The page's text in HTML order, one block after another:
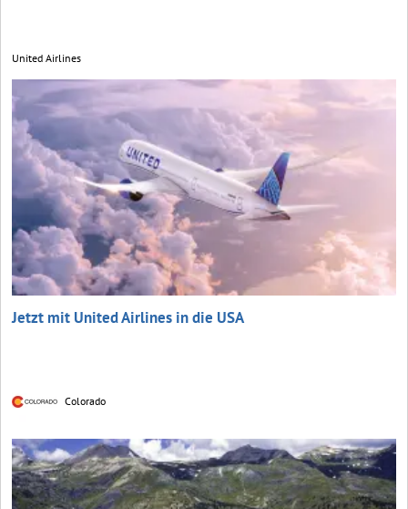
United Airlines
Jetzt mit United Airlines in die USA
Colorado